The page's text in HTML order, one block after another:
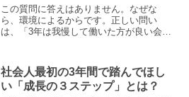
この質問に答えはありません。なぜな
ら、環境によるからです。正しい問い
は、「3年は我慢して働いた方が良い会社
かどうか？が判断できる基準を解説しま
す。
社会人最初の3年間で踏んでほし
い「成長の３ステップ」とは？